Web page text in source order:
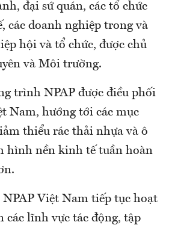
đại sứ quán, các tổ chức
các doanh nghiệp trong và
hội và tổ chức, được chủ
và Môi trường.
trình NPAP được điều phối
Nam, hướng tới các mục
thiểu rác thải nhựa và ô
hình nền kinh tế tuần hoàn
Việt Nam tiếp tục hoạt
các lĩnh vực tác động, tập